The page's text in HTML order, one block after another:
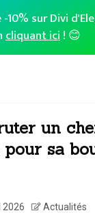
sur Divi
cliquant ici! 😊
un
sa
2026 Actualités